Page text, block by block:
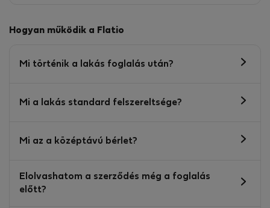
Hogyan működik a Flatio
Mi történik a lakás foglalás után?
Mi a lakás standard felszereltsége?
Mi az a középtávú bérlet?
Elolvashatom a szerződés még a foglalás
előtt?